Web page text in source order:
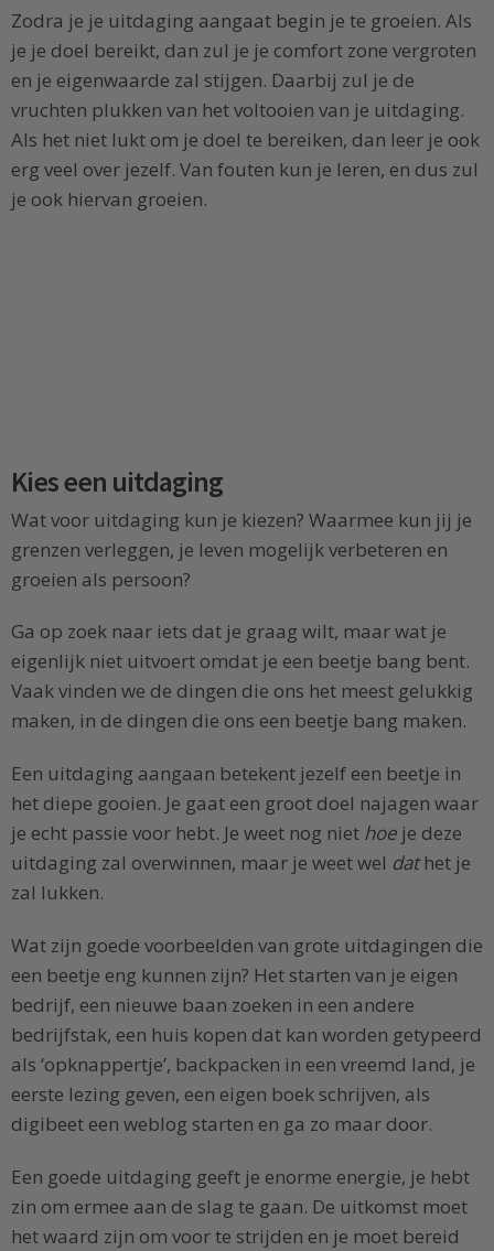
Zodra je je uitdaging aangaat begin je te groeien. Als
je je doel bereikt, dan zul je je comfort zone vergroten
en je eigenwaarde zal stijgen. Daarbij zul je de
vruchten plukken van het voltooien van je uitdaging.
Als het niet lukt om je doel te bereiken, dan leer je ook
erg veel over jezelf. Van fouten kun je leren, en dus zul
je ook hiervan groeien.
Kies een uitdaging
Wat voor uitdaging kun je kiezen? Waarmee kun jij je
grenzen verleggen, je leven mogelijk verbeteren en
groeien als persoon?
Ga op zoek naar iets dat je graag wilt, maar wat je
eigenlijk niet uitvoert omdat je een beetje bang bent.
Vaak vinden we de dingen die ons het meest gelukkig
maken, in de dingen die ons een beetje bang maken.
Een uitdaging aangaan betekent jezelf een beetje in
het diepe gooien. Je gaat een groot doel najagen waar
je echt passie voor hebt. Je weet nog niet hoe je deze
uitdaging zal overwinnen, maar je weet wel dathet je
zal lukken.
Wat zijn goede voorbeelden van grote uitdagingen die
een beetje eng kunnen zijn? Het starten van je eigen
bedrijf, een nieuwe baan zoeken in een andere
bedrijfstak, een huis kopen dat kan worden getypeerd
als ‘opknappertje’, backpacken in een vreemd land, je
eerste lezing geven, een eigen boek schrijven, als
digibeet een weblog starten en ga zo maar door.
Een goede uitdaging geeft je enorme energie, je hebt
zin om ermee aan de slag te gaan. De uitkomst moet
het waard zijn om voor te strijden en je moet bereid